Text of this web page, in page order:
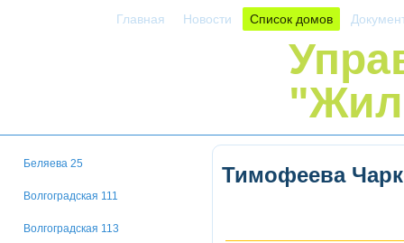
Главная Новости Список домов
Беляева 25
Волгоградская 111
Волгоградская 113
Тимофеева